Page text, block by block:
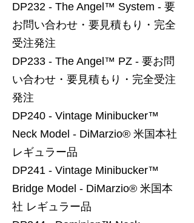
DP232 - The Angel™ System - 要
お問い合わせ・要見積もり・完全
受注発注
DP233 - The Angel™ PZ - 要お問
い合わせ・要見積もり・完全受注
発注
DP240 - Vintage Minibucker™
Neck Model - DiMarzio® 米国本社
レギュラー品
DP241 - Vintage Minibucker™
Bridge Model - DiMarzio® 米国本
社 レギュラー品